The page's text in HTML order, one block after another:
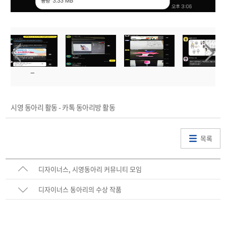
시영 동아리 활동 - 카톡 동아리방 활동
목록
디자이너스, 시영동아리 커뮤니티 모임
디자이너스 동아리의 수상 작품